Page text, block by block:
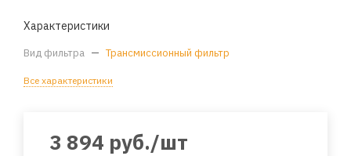
Характеристики
Вид фильтра — Трансмиссионный фильтр
Все характеристики
3 894 руб./шт